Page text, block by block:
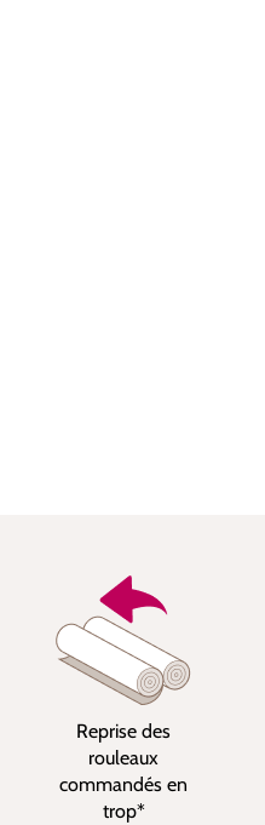
Reprise des
rouleaux
commandés en
trop*